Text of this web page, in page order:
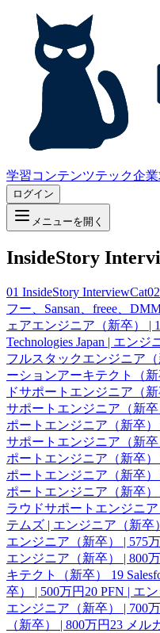
学習コンテンツテック企業
ログイン
メニューを開く
InsideStory
01 InsideStory InterviewCat02
フー、Sansan、freee、DMM
ェアエンジニア（新卒） |
Technologies Japan | エン
フルスタックエンジニア（
ーションアーキテクト（新
ドサポートエンジニア（新
サポートエンジニア（新卒
ポートエンジニア（新卒
サポートエンジニア（新卒
ポートエンジニア（新卒）
ポートエンジニア（新卒）
ポートエンジニア（新卒）
ラウドサポートエンジニア
テムズ | エンジニア（新卒
エンジニア（新卒） | 575
エンジニア（新卒） | 800
キテクト（新卒） 19
卒） | 500万円 20 PFN | エ
エンジニア（新卒） | 700
（新卒） | 800万円 23 メル